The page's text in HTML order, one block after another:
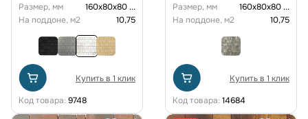
Размер, мм
160х80х80...
На поддоне, м2
10,75
Купить в 1 клик
Код товара: 9748
Размер, мм
160х80х80...
На поддоне, м2
10,75
Купить в 1 клик
Код товара: 14684